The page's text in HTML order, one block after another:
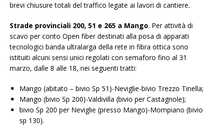
brevi chiusure totali del traffico legate ai lavori di cantiere.
Strade provinciali 200, 51 e 265 a Mango. Per attività di
scavo per conto Open fiber destinati alla posa di apparati
tecnologici banda ultralarga della rete in fibra ottica sono
istituiti alcuni sensi unici regolati con semaforo fino al 31
marzo, dalle 8 alle 18, nei seguenti tratti:
Mango (abitato – bivio Sp 51)-Neviglie-bivio Trezzo Tinella;
Mango (bivio Sp 200)-Valdivilla (bivio per Castagnole);
bivio Sp 200 per Neviglie (presso Mango)-Mompiano (bivio
sp 130).